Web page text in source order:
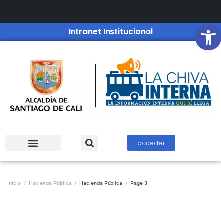
Intranet Institucional
acceder
Inicio / Hacienda Pública / Hacienda Pública / Page 3